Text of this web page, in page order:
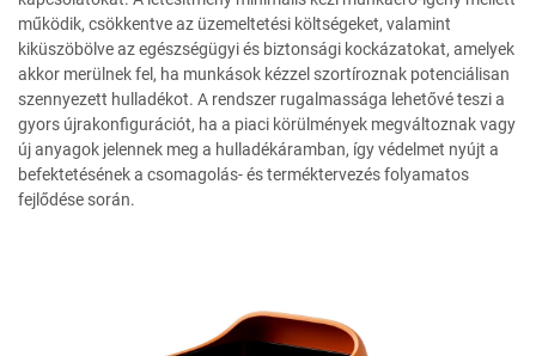
működik, csökkentve az üzemeltetési költségeket, valamint
kiküszöbölve az egészségügyi és biztonsági kockázatokat, amelyek
akkor merülnek fel, ha munkások kézzel szortíroznak potenciálisan
szennyezett hulladékot. A rendszer rugalmassága lehetővé teszi a
gyors újrakonfigurációt, ha a piaci körülmények megváltoznak vagy
új anyagok jelennek meg a hulladékáramban, így védelmet nyújt a
befektetésének a csomagolás- és terméktervezés folyamatos
fejlődése során.